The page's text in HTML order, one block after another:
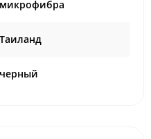
микрофибра
Таиланд
черный